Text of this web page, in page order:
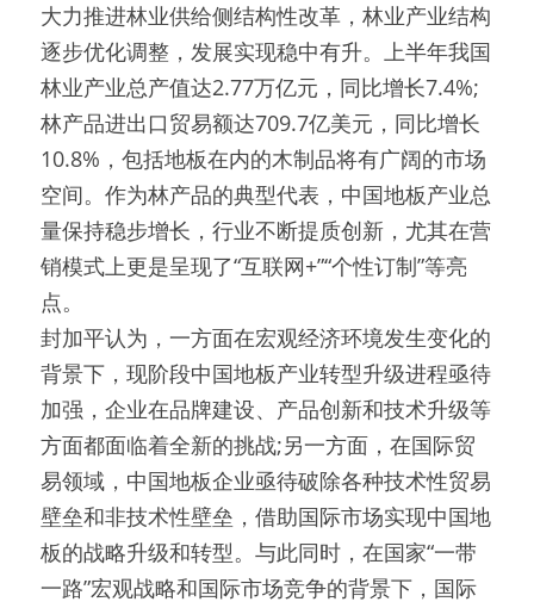
大力推进林业供给侧结构性改革，林业产业结构
逐步优化调整，发展实现稳中有升。上半年我国
林业产业总产值达2.77万亿元，同比增长7.4%;
林产品进出口贸易额达709.7亿美元，同比增长
10.8%，包括地板在内的木制品将有广阔的市场
空间。作为林产品的典型代表，中国地板产业总
量保持稳步增长，行业不断提质创新，尤其在营
销模式上更是呈现了“互联网+”“个性订制”等亮
点。
封加平认为，一方面在宏观经济环境发生变化的
背景下，现阶段中国地板产业转型升级进程亟待
加强，企业在品牌建设、产品创新和技术升级等
方面都面临着全新的挑战;另一方面，在国际贸
易领域，中国地板企业亟待破除各种技术性贸易
壁垒和非技术性壁垒，借助国际市场实现中国地
板的战略升级和转型。与此同时，在国家“一带
一路”宏观战略和国际市场竞争的背景下，国际